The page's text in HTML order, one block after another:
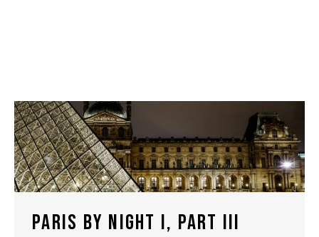
PARIS BY NIGHT I, PART III